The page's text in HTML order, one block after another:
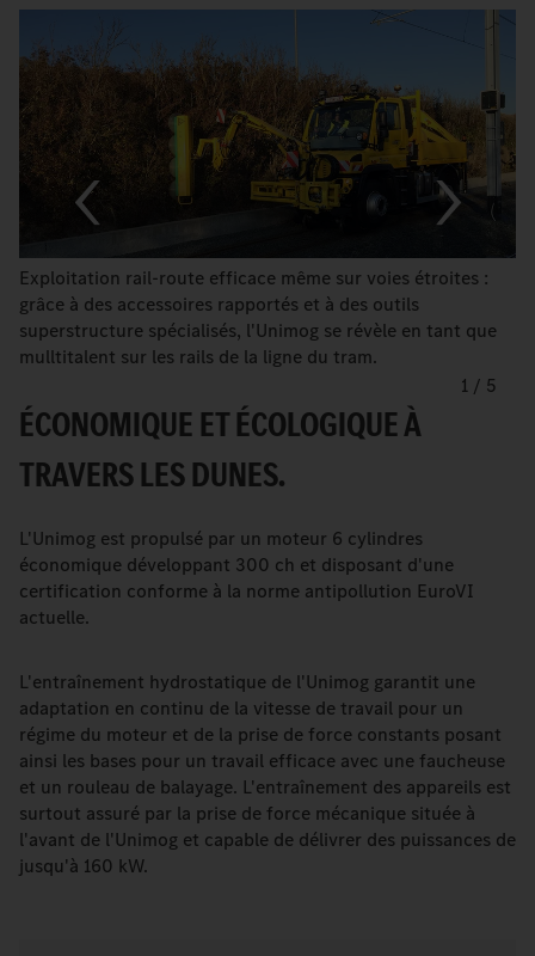
Exploitation rail-route efficace même sur voies étroites :
grâce à des accessoires rapportés et à des outils
superstructure spécialisés, l'Unimog se révèle en tant que
mulltitalent sur les rails de la ligne du tram.
1 / 5
ÉCONOMIQUE ET ÉCOLOGIQUE À
TRAVERS LES DUNES.
L'Unimog est propulsé par un moteur 6 cylindres
économique développant 300 ch et disposant d'une
certification conforme à la norme antipollution EuroVI
actuelle.
L'entraînement hydrostatique de l'Unimog garantit une
adaptation en continu de la vitesse de travail pour un
régime du moteur et de la prise de force constants posant
ainsi les bases pour un travail efficace avec une faucheuse
et un rouleau de balayage. L'entraînement des appareils est
surtout assuré par la prise de force mécanique située à
l'avant de l'Unimog et capable de délivrer des puissances de
jusqu'à 160 kW.